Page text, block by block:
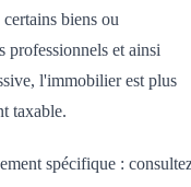
biens ou
professionnels et ainsi
l'immobilier est plus
taxable.
spécifique :